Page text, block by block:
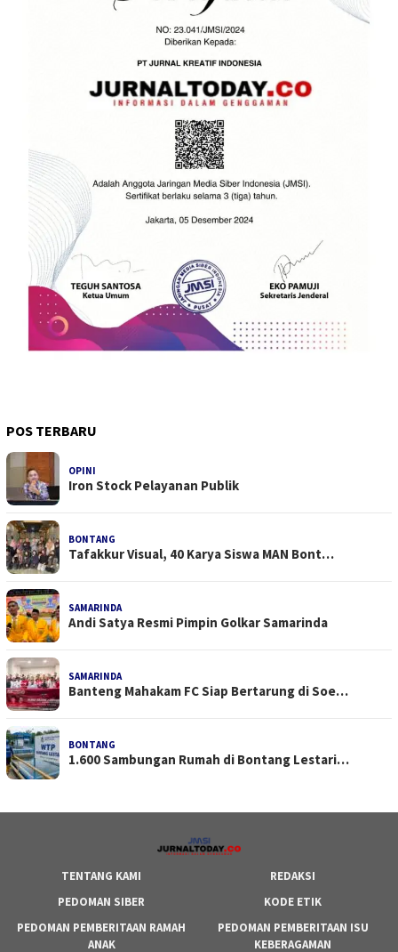
POS TERBARU
OPINI
Iron Stock Pelayanan Publik
BONTANG
Tafakkur Visual, 40 Karya Siswa MAN Bont…
SAMARINDA
Andi Satya Resmi Pimpin Golkar Samarinda
SAMARINDA
Banteng Mahakam FC Siap Bertarung di Soe…
BONTANG
1.600 Sambungan Rumah di Bontang Lestari…
TENTANG KAMI
REDAKSI
PEDOMAN SIBER
KODE ETIK
PEDOMAN PEMBERITAAN RAMAH
ANAK
PEDOMAN PEMBERITAAN ISU
KEBERAGAMAN